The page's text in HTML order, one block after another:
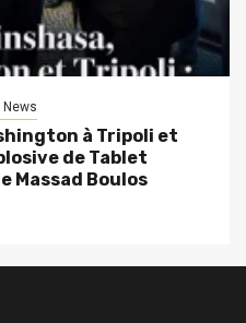
News
à Tripoli et
de Tablet
Massad Boulos